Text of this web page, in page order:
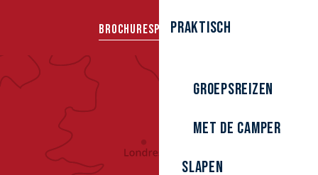
Praktisch
Groepsreizen
Met de camper
Slapen
BROCHURESPERSGROEPEN